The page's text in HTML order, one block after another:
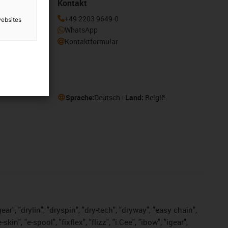
und
Kontakt
+49 2203 9649-0
WhatsApp
Kontaktformular
Sprache:Deutsch Land: België
"drylin", "dryspin", "dry-tech", "dryway", "easy chain",
"e-spool", "fixflex", "flizz", "i.Cee", "ibow", "igear",